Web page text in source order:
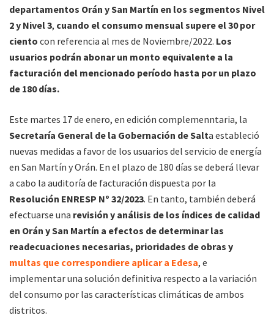
departamentos Orán y San Martín en los segmentos Nivel
2 y Nivel 3, cuando el consumo mensual supere el 30 por
ciento con referencia al mes de Noviembre/2022. Los
usuarios podrán abonar un monto equivalente a la
facturación del mencionado período hasta por un plazo
de 180 días.
Este martes 17 de enero, en edición complemenntaria, la
Secretaría General de la Gobernación de Salta estableció
nuevas medidas a favor de los usuarios del servicio de energía
en San Martín y Orán. En el plazo de 180 días se deberá llevar
a cabo la auditoría de facturación dispuesta por la
Resolución ENRESP Nº 32/2023. En tanto, también deberá
efectuarse una revisión y análisis de los índices de calidad
en Orán y San Martín a efectos de determinar las
readecuaciones necesarias, prioridades de obras y
multas que correspondiere aplicar a Edesa, e
implementar una solución definitiva respecto a la variación
del consumo por las características climáticas de ambos
distritos.